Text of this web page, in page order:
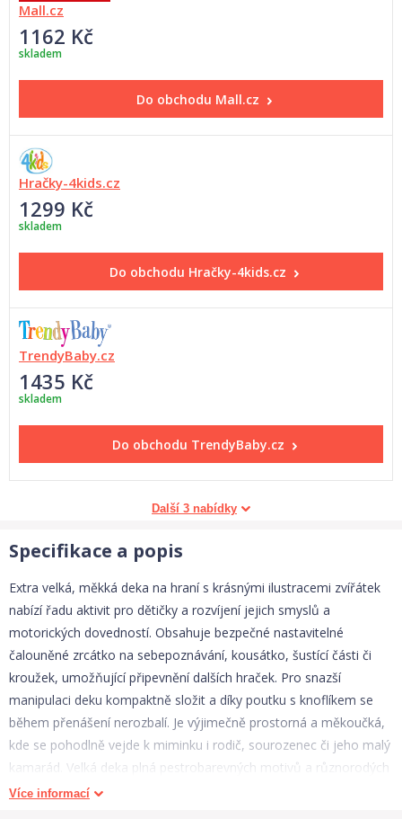
Mall.cz
1162 Kč
skladem
Do obchodu Mall.cz
Hračky-4kids.cz
1299 Kč
skladem
Do obchodu Hračky-4kids.cz
TrendyBaby.cz
1435 Kč
skladem
Do obchodu TrendyBaby.cz
Další 3 nabídky
Specifikace a popis
Extra velká, měkká deka na hraní s krásnými ilustracemi zvířátek
nabízí řadu aktivit pro dětičky a rozvíjení jejich smyslů a
motorických dovedností. Obsahuje bezpečné nastavitelné
čalouněné zrcátko na sebepoznávání, kousátko, šustící části či
kroužek, umožňující připevnění dalších hraček. Pro snazší
manipulaci deku kompaktně složit a díky poutku s knoflíkem se
během přenášení nerozbalí. Je výjimečně prostorná a měkoučká,
kde se pohodlně vejde k miminku i rodič, sourozenec či jeho malý
kamarád. Velká deka plná pestrobarevných motivů a různorodých
materiálů nabízí děťátku spoustu aktivit pro hravý rozvoj doma i
Více informací